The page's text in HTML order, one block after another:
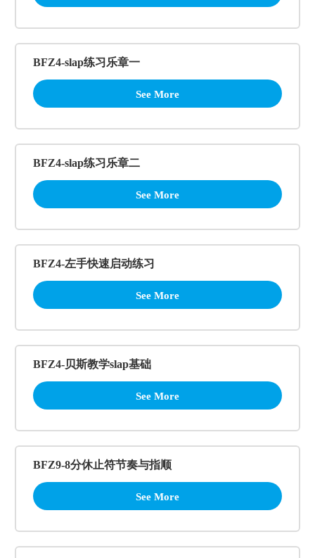
BFZ4-slap练习乐章一
See More
BFZ4-slap练习乐章二
See More
BFZ4-左手快速启动练习
See More
BFZ4-贝斯教学slap基础
See More
BFZ9-8分休止符节奏与指顺
See More